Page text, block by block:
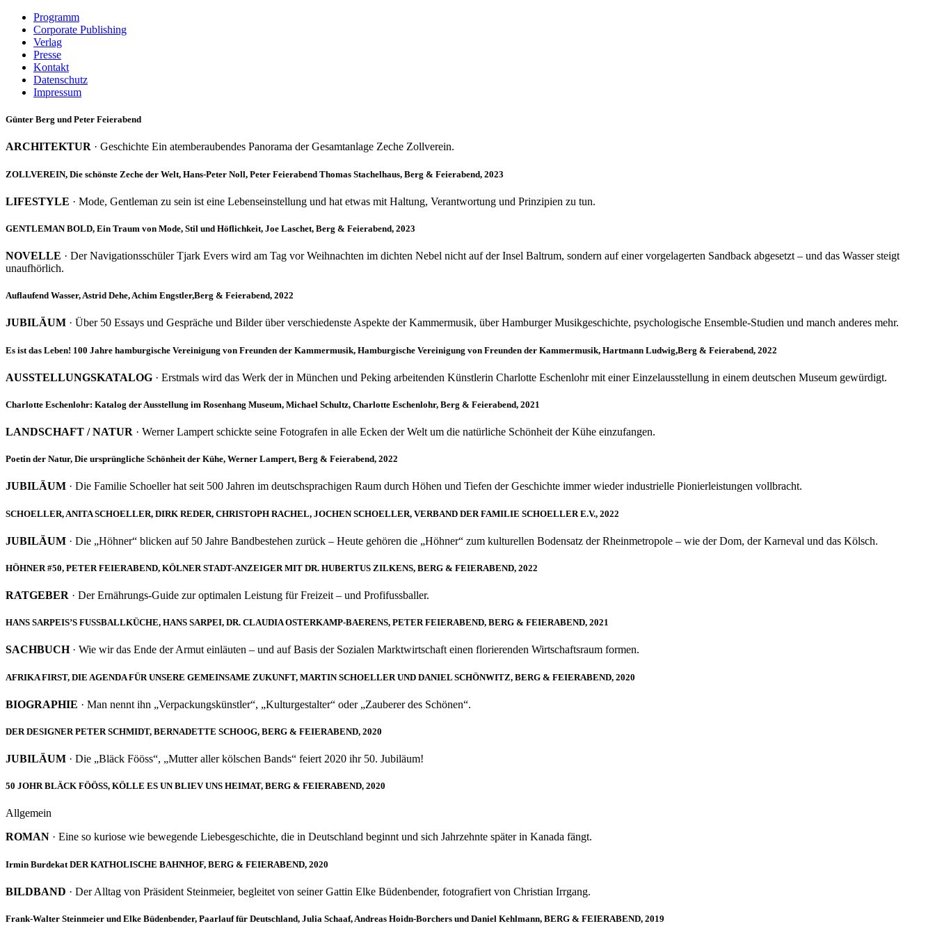
Programm
Corporate Publishing
Verlag
Presse
Kontakt
Datenschutz
Impressum
Skip
content
Günter Berg und Peter Feierabend
ARCHITEKTUR · Geschichte Ein atemberaubendes Panorama der Gesamtanlage Zeche Zollverein.
ZOLLVEREIN, Die schönste Zeche der Welt, Hans-Peter Noll, Peter Feierabend Thomas Stachelhaus, Berg & Feierabend, 2023
LIFESTYLE · Mode, Gentleman zu sein ist eine Lebenseinstellung und hat etwas mit Haltung, Verantwortung und Prinzipien zu tun.
GENTLEMAN BOLD, Ein Traum von Mode, Stil und Höflichkeit, Joe Laschet, Berg & Feierabend, 2023
NOVELLE · Der Navigationsschüler Tjark Evers wird am Tag vor Weihnachten im dichten Nebel nicht auf der Insel Baltrum, sondern auf einer vorgelagerten Sandback abgesetzt – und das Wasser steigt
unaufhörlich.
Auflaufend Wasser, Astrid Dehe, Achim Engstler,Berg & Feierabend, 2022
JUBILÄUM · Über 50 Essays und Gespräche und Bilder über verschiedenste Aspekte der Kammermusik, über Hamburger Musikgeschichte, psychologische Ensemble-Studien und manch anderes mehr.
Es ist das Leben! 100 Jahre hamburgische Vereinigung von Freunden der Kammermusik, Hamburgische Vereinigung von Freunden der Kammermusik, Hartmann Ludwig,Berg & Feierabend, 2022
AUSSTELLUNGSKATALOG · Erstmals wird das Werk der in München und Peking arbeitenden Künstlerin Charlotte Eschenlohr mit einer Einzelausstellung in einem deutschen Museum gewürdigt.
Charlotte Eschenlohr: Katalog der Ausstellung im Rosenhang Museum, Michael Schultz, Charlotte Eschenlohr, Berg & Feierabend, 2021
LANDSCHAFT / NATUR · Werner Lampert schickte seine Fotografen in alle Ecken der Welt um die natürliche Schönheit der Kühe einzufangen.
Poetin der Natur, Die ursprüngliche Schönheit der Kühe, Werner Lampert, Berg & Feierabend, 2022
JUBILÄUM · Die Familie Schoeller hat seit 500 Jahren im deutschsprachigen Raum durch Höhen und Tiefen der Geschichte immer wieder industrielle Pionierleistungen vollbracht.
SCHOELLER, ANITA SCHOELLER, DIRK REDER, CHRISTOPH RACHEL, JOCHEN SCHOELLER, VERBAND DER FAMILIE SCHOELLER E.V., 2022
JUBILÄUM · Die „Höhner“ blicken auf 50 Jahre Bandbestehen zurück – Heute gehören die „Höhner“ zum kulturellen Bodensatz der Rheinmetropole – wie der Dom, der Karneval und das Kölsch.
HÖHNER #50, PETER FEIERABEND, KÖLNER STADT-ANZEIGER MIT DR. HUBERTUS ZILKENS, BERG & FEIERABEND, 2022
RATGEBER · Der Ernährungs-Guide zur optimalen Leistung für Freizeit – und Profifussballer.
HANS SARPEIS’S FUSSBALLKÜCHE, HANS SARPEI, DR. CLAUDIA OSTERKAMP-BAERENS, PETER FEIERABEND, BERG & FEIERABEND, 2021
SACHBUCH· Wie wir das Ende der Armut einläuten – und auf Basis der Sozialen Marktwirtschaft einen florierenden Wirtschaftsraum formen.
AFRIKA FIRST, DIE AGENDA FÜR UNSERE GEMEINSAME ZUKUNFT, MARTIN SCHOELLER UND DANIEL SCHÖNWITZ, BERG & FEIERABEND, 2020
BIOGRAPHIE · Man nennt ihn „Verpackungskünstler“, „Kulturgestalter“ oder „Zauberer des Schönen“.
DER DESIGNER PETER SCHMIDT, BERNADETTE SCHOOG, BERG & FEIERABEND, 2020
JUBILÄUM · Die „Bläck Fööss“, „Mutter aller kölschen Bands“ feiert 2020 ihr 50. Jubiläum!
50 JOHR BLÄCK FÖÖSS, KÖLLE ES UN BLIEV UNS HEIMAT, BERG & FEIERABEND, 2020
Allgemein
ROMAN · Eine so kuriose wie bewegende Liebesgeschichte, die in Deutschland beginnt und sich Jahrzehnte später in Kanada fängt.
Irmin Burdekat DER KATHOLISCHE BAHNHOF, BERG & FEIERABEND, 2020
BILDBAND · Der Alltag von Präsident Steinmeier, begleitet von seiner Gattin Elke Büdenbender, fotografiert von Christian Irrgang.
Frank-Walter Steinmeier und Elke Büdenbender, Paarlauf für Deutschland, Julia Schaaf, Andreas Hoidn-Borchers und Daniel Kehlmann, BERG & FEIERABEND, 2019